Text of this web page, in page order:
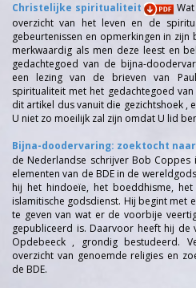
Christelijke spiritualiteit
overzicht van het leven en de
gebeurtenissen en opmerkingen in zijn
merkwaardig als men deze leest en
gedachtegoed van de bijna-
een lezing van de brieven van
spiritualiteit met het gedachtegoed
dit artikel dus vanuit die gezichtshoek ,
U niet zo moeilijk zal zijn omdat U lid
Bijna-doodervaring: zoektocht
de Nederlandse schrijver Bob
elementen van de BDE in de
hij het hindoeïe, het boeddhisme,
islamitische godsdienst. Hij begint met
te geven van wat er de voorbije
gepubliceerd is. Daarvoor heeft hij de
Opdebeeck , grondig bestudeerd.
overzicht van genoemde religies en
de BDE.